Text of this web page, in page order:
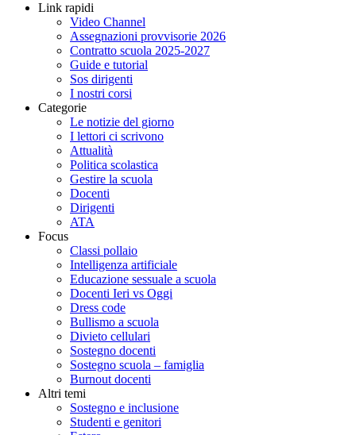
Link rapidi
Video Channel
Assegnazioni provvisorie 2026
Contratto scuola 2025-2027
Guide e tutorial
Sos dirigenti
I nostri corsi
Categorie
Le notizie del giorno
I lettori ci scrivono
Attualità
Politica scolastica
Gestire la scuola
Docenti
Dirigenti
ATA
Focus
Classi pollaio
Intelligenza artificiale
Educazione sessuale a scuola
Docenti Ieri vs Oggi
Dress code
Bullismo a scuola
Divieto cellulari
Sostegno docenti
Sostegno scuola – famiglia
Burnout docenti
Altri temi
Sostegno e inclusione
Studenti e genitori